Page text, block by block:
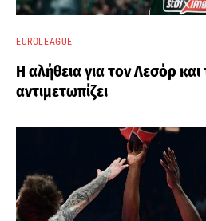
EUROLEAGUE
Η αλήθεια για τον Λεσόρ
αντιμετωπίζει